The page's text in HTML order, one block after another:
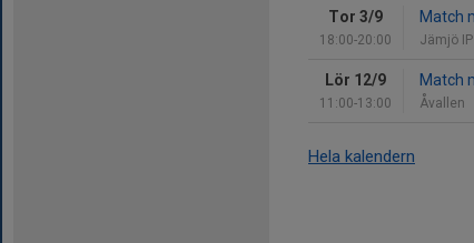
Tor 3/9
18:00-20:00
Match
Jämjö IP
Lör 12/9
11:00-13:00
Match
Åvallen
Hela kalendern